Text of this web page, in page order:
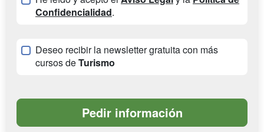
Confidencialidad.
Deseo recibir la newsletter gratuita con más
cursos deTurismo